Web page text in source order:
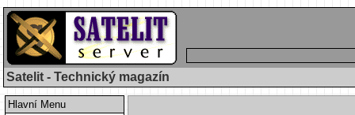
Satelit - Technický magazín
Hlavní Menu